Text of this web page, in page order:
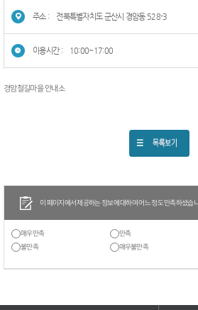
주소 : 전북특별자치도 군산시 경암동 528-3
이용시간 : 10:00~17:00
경암철길마을 안내소
이 페이지에서 제공하는 정보에 대하여 어느 정도 만족하셨습
매우만족 만족
불만족
매우불만족